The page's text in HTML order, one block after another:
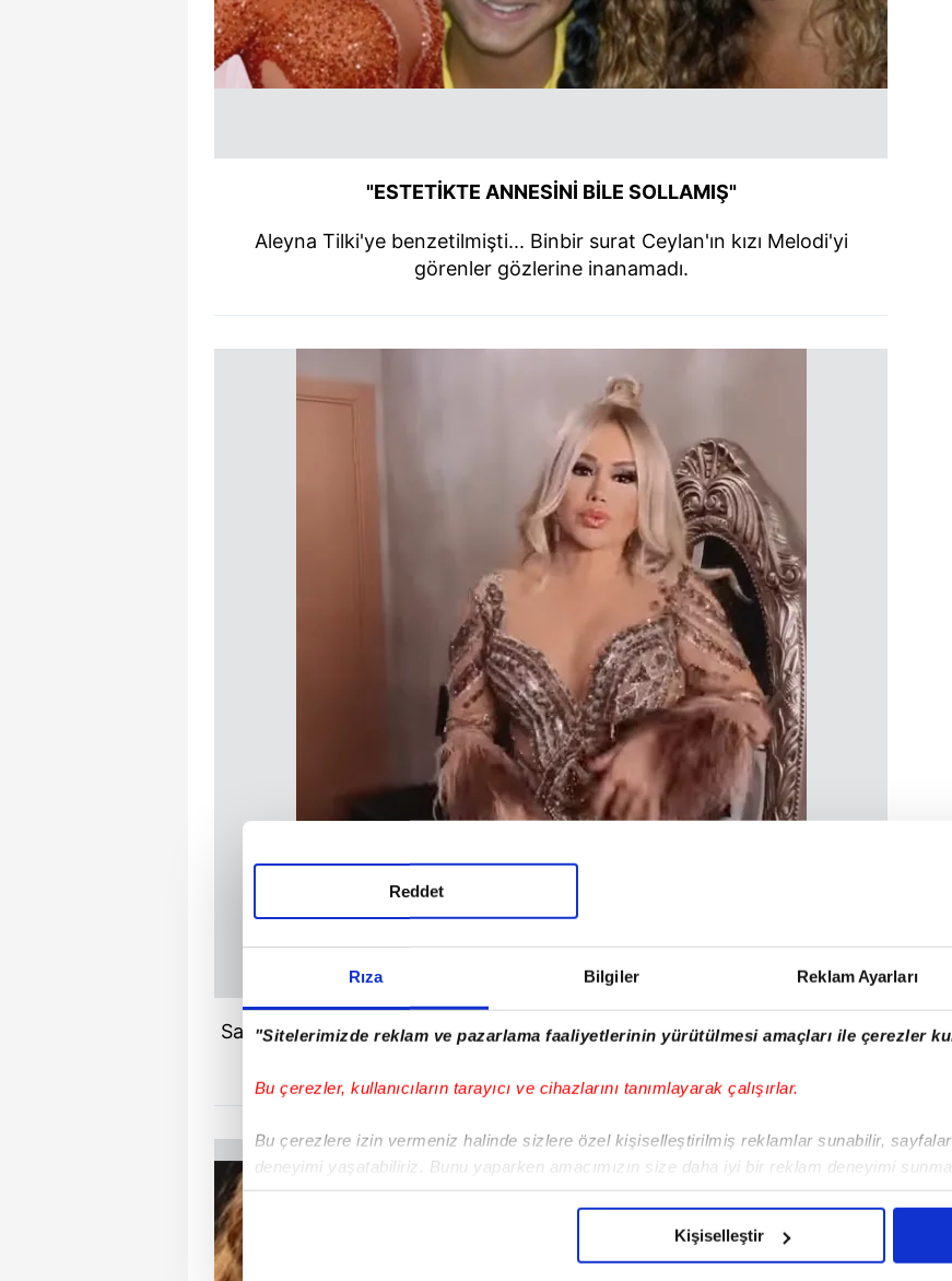
Rıza Bilgiler Reklam Ayarları
"Sitelerimizde reklam ve pazarlama faaliyetlerinin yürütülmesi amaçları ile çerezler
Bu çerezler, kullanıcıların tarayıcı ve cihazlarını tanımlayarak çalışırlar.
Bu çerezlere izin vermeniz halinde sizlere özel kişiselleştirilmiş reklamlar sunabilir,
deneyimi yaşatabiliriz. Bunu yaparken amacımızın size daha iyi bir reklam deneyimi
içerikleri sunabilmek adına elimizden gelen çabayı gösterdiğimizi ve bu noktada,
Reddet
Kişiselleştir
"ESTETİKTE ANNESİNİ BİLE SOLLAMIŞ"
Aleyna Tilki'ye benzetilmişti... Binbir surat Ceylan'ın kızı Melodi'yi
görenler gözlerine inanamadı.
Sahnelere ilk adım attığında henüz çocuk olan 'Küçük Ceylan' şimdilerde